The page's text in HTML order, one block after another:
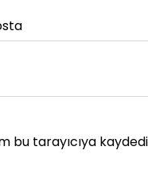
bu tarayıcıya